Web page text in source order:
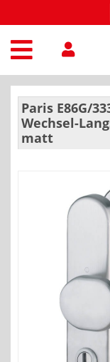
Paris E86G/
Wechsel-
matt